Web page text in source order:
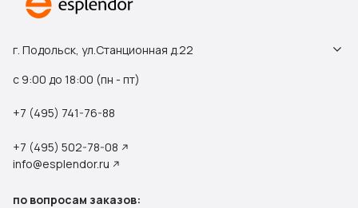
г. Подольск, ул.Станционная д.22
с 9:00 до 18:00 (пн - пт)
+7 (495) 741-76-88
+7 (495) 502-78-08
info@esplendor.ru
по вопросам заказов: